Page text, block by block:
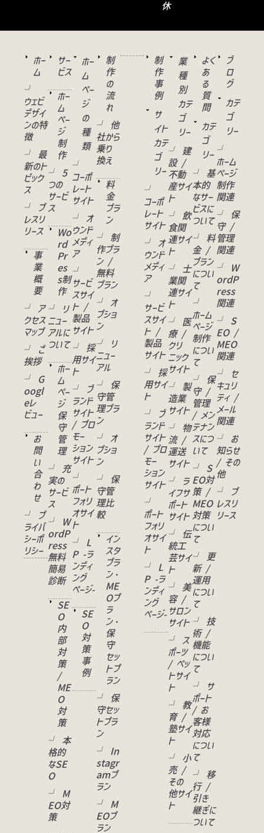
休
ホー
ム
└
ウェビ
デザイ
ンの特
徴
└ 最
新のト
ピック
ス
└ プ
レスリ
リース
事
業
概
要
└ ア
クセス
マップ
└ ご
挨拶
└ G
oogl
eレ
ビュー
お
問
い
合
わ
せ
└ プ
ライバ
シーポ
リシー
サー
ビス
ホー
ム
ペー
ジ
制
作
└ 5
つの
サービ
ス
Wo
rd
Pr
es
s制
作
└ リ
ニュー
アルに
ついて
ホー
ム
ペー
ジ
保
守
管
理
└ 充
実の
サービ
ス
└ W
ordP
ress
無料
簡易
診断
SE
O
内
部
対
策
/
ME
O
対
策
└ 本
格的
なSE
O
└ M
EO対
策
ホー
ム
ペー
ジ
の
種
類
└
コーポ
レート
サイト
└ オ
ウンド
メディ
ア
└
サービ
スサイ
ト /
製品
サイト
└ 採
用サイ
ト
└ ブ
ランド
サイト
/ プロ
モー
ション
サイト
└
ポート
フォリ
オサイ
ト
└ L
P -ラ
ンディ
ング
ページ-
SE
O
対
策
事
例
制
作
の
流
れ
└ 他
社から
乗り
換え
料
金
プラ
ン
└ 制
作プラ
ン /
無料
プラン
└ オ
プショ
ン
└ リ
ニュー
アル
└ 保
守管
理プラ
ン
└ オ
プショ
ン
└ 保
守管
理比
較
イン
スタ
プラ
ン・
ME
Oプ
ラ
ン・
保
守
セッ
トプ
ラン
└ 保
守セッ
トプラ
ン
└ In
stagr
amプ
ラン
└ M
EOプ
ラン
制
作
事
例
サ
イト
カテ
ゴ
リー
└
コーポ
レート
サイト
└ オ
ウンド
メディ
ア
└
サービ
スサイ
ト /
製品
サイト
└ 採
用サイ
ト
└ ブ
ランド
サイト
/ プロ
モー
ション
サイト
└
ポート
フォリ
オサイ
ト
└ L
P -ラ
ンディ
ング
ページ-
業
種
別
カテ
ゴ
リー
└ 建
設 /
不動
産サイ
ト
└ 飲
食関
連サイ
ト
└ 士
業関
連サイ
ト
└ 医
療 /
クリ
ニック
サイト
└ 製
造業
サイト
└ 物
流 /
運送
サイト
└ ラ
イフサ
ポート
サイト
└ 伝
統工
芸サイ
ト
└ 美
容 /
サロン
サイト
└ ス
ポーツ
/ ペッ
トサイ
ト
└ 教
育 /
塾サイ
ト
└ 小
売 /
その
他サイ
ト
よく
あ
る
質
問
カテ
ゴ
リー
└ 基
本的
なサー
ビスに
ついて
└ 料
金 /
プラン
につい
て
└
ホーム
ページ
制作
につい
て
└ 保
守 /
管理
/ メン
テナン
スにつ
いて
└ S
EO対
策 /
MEO
対策
につい
て
└ 更
新 /
運用
につい
て
└ 技
術 /
機能
につい
て
└ サ
ポート
/ お
客様
対応
につい
て
└ 移
行 /
引き
継ぎに
ついて
ブ
ロ
グ
カテ
ゴ
リー
└
ホーム
ページ
制作
関連
└ 保
守 /
管理
関連
└ W
ordP
ress
関連
└ S
EO /
MEO
関連
└ セ
キュリ
ティ /
メール
関連
└ お
知らせ
/ その
他
└ プ
レスリ
リース